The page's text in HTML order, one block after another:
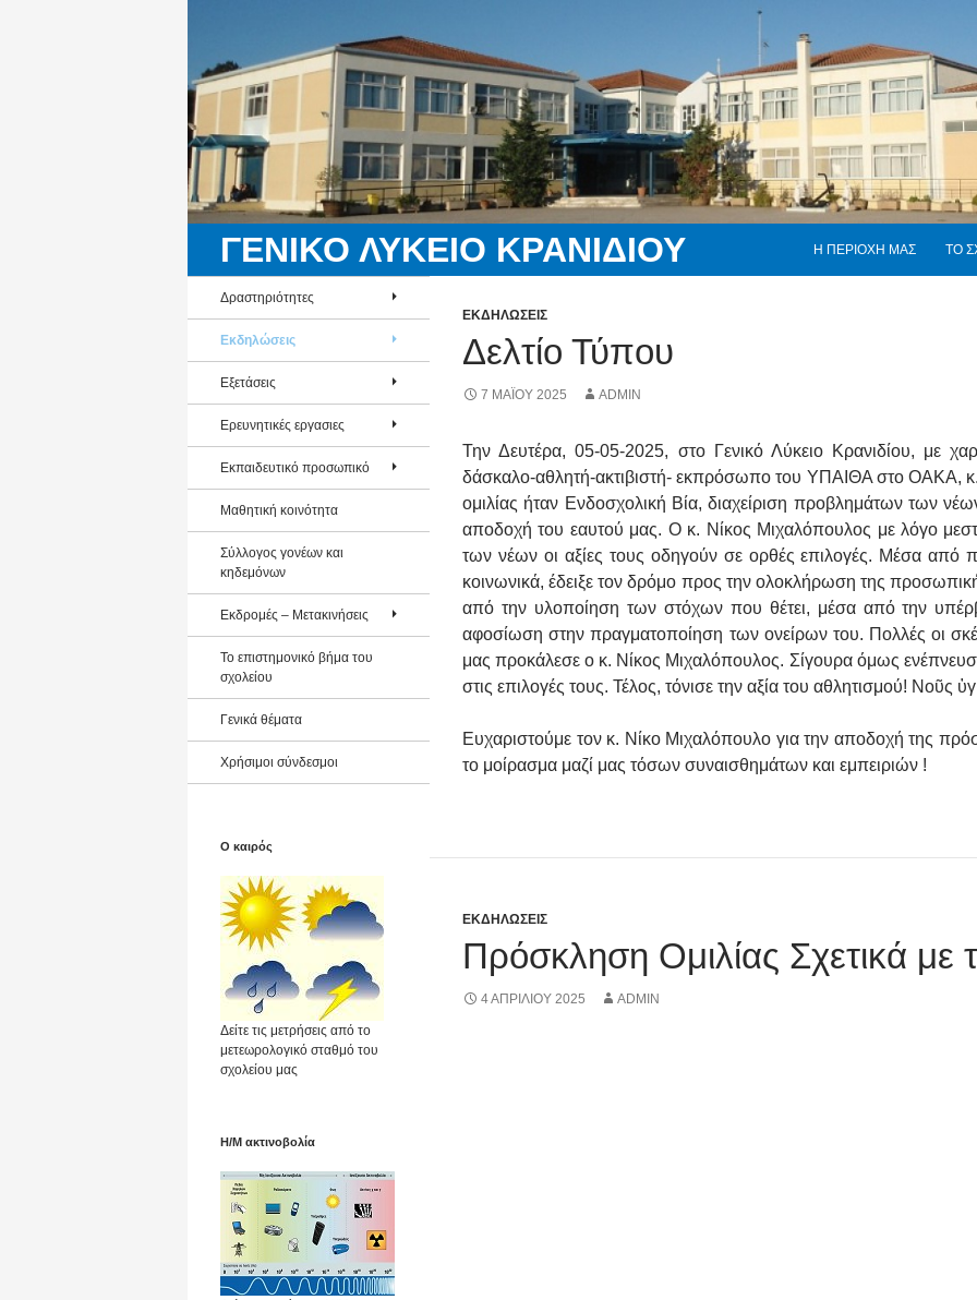
ΓΕΝΙΚΟ ΛΥΚΕΙΟ ΚΡΑΝΙΔΙΟΥ Η ΠΕΡΙΟΧΗ ΜΑΣ ΤΟ
ΕΚΔΗΛΩΣΕΙΣ
Δελτίο Τύπου
7 ΜΑΪ́ΟΥ 2025 ADMIN
Την Δευτέρα, 05-05-2025, στο Γενικό Λύκειο Κρανιδίου, με
δάσκαλο-αθλητή-ακτιβιστή- εκπρόσωπο του ΥΠΑΙΘΑ στο ΟΑΚΑ,
ομιλίας ήταν Ενδοσχολική Βία, διαχείριση προβλημάτων των
αποδοχή του εαυτού μας. Ο κ. Νίκος Μιχαλόπουλος με λόγο
των νέων οι αξίες τους οδηγούν σε ορθές επιλογές. Μέσα από
κοινωνικά, έδειξε τον δρόμο προς την ολοκλήρωση της
από την υλοποίηση των στόχων που θέτει, μέσα από την
αφοσίωση στην πραγματοποίηση των ονείρων του. Πολλές οι
μας προκάλεσε ο κ. Νίκος Μιχαλόπουλος. Σίγουρα όμως
στις επιλογές τους. Τέλος, τόνισε την αξία του αθλητισμού! Νοῦς
Ευχαριστούμε τον κ. Νίκο Μιχαλόπουλο για την αποδοχή της
το μοίρασμα μαζί μας τόσων συναισθημάτων και εμπειριών !
ΕΚΔΗΛΩΣΕΙΣ
Πρόσκληση Ομιλίας Σχετικά με
4 ΑΠΡΙΛΊΟΥ 2025 ADMIN
Δραστηριότητες
Εκδηλώσεις
Εξετάσεις
Ερευνητικές εργασιες
Εκπαιδευτικό προσωπικό
Μαθητική κοινότητα
Σύλλογος γονέων και
κηδεμόνων
Εκδρομές – Μετακινήσεις
Το επιστημονικό βήμα του
σχολείου
Γενικά θέματα
Χρήσιμοι σύνδεσμοι
Ο καιρός
Δείτε τις μετρήσεις από το
μετεωρολογικό σταθμό του
σχολείου μας
Η/Μ ακτινοβολία